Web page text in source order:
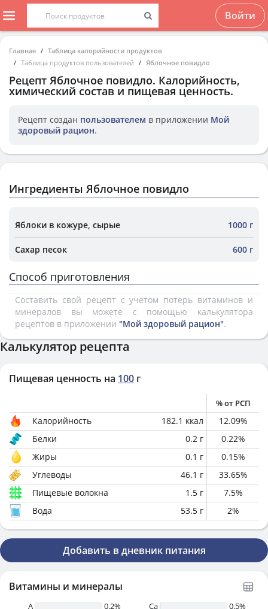
Войти
Главная
Таблица калорийности продуктов
Таблица продуктов пользователей
Яблочное повидло
Рецепт Яблочное повидло. Калорийность,
химический состав и пищевая ценность.
Рецепт создан пользователем в приложении Мой
здоровый рацион.
Ингредиенты Яблочное повидло
Яблоки в кожуре, сырые 1000 г
Сахар песок 600 г
Способ приготовления
Составить свой рецепт с учетом потерь витаминов и
минералов вы можете с помощью калькулятора
рецептов в приложении "Мой здоровый рацион".
Калькулятор рецепта
Пищевая ценность на 100 г
% от РСП
Калорийность 182.1 ккал 12.09%
Белки
0.2 г 0.22%
Жиры
0.1 г 0.15%
Углеводы
46.1 г 33.65%
Пищевые волокна
1.5 г 7.5%
Вода
53.5 г 2%
Добавить в дневник питания
Витамины и минералы
A
0.2%
Ca
0.5%